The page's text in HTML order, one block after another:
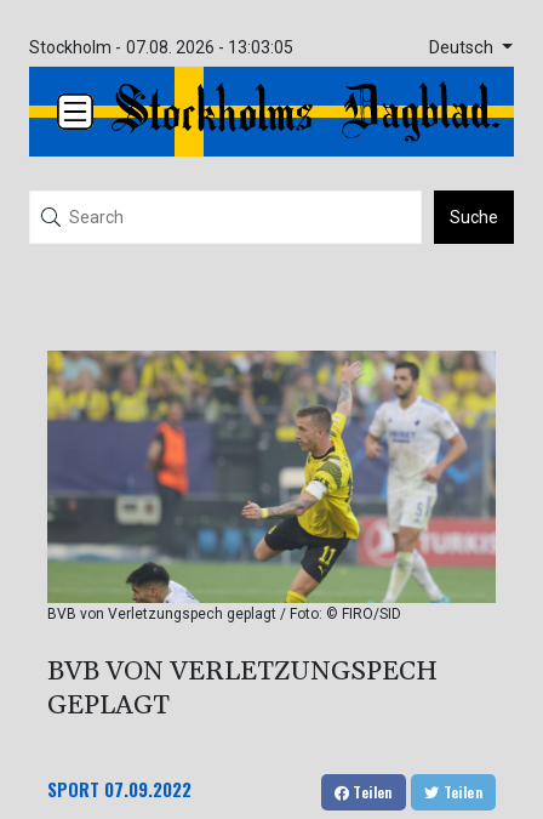
Stockholm - 07.08. 2026 - 13:03:05 Deutsch
Suche
BVB von Verletzungspech geplagt / Foto: © FIRO/SID
BVB VON VERLETZUNGSPECH
GEPLAGT
SPORT 07.09.2022 Teilen Teilen